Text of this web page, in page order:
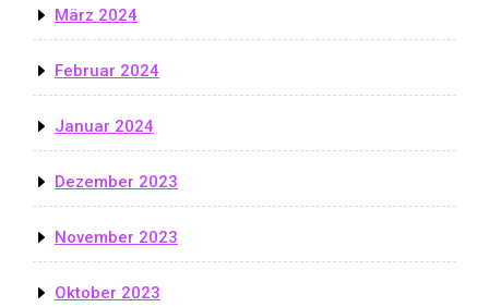
März 2024
Februar 2024
Januar 2024
Dezember 2023
November 2023
Oktober 2023